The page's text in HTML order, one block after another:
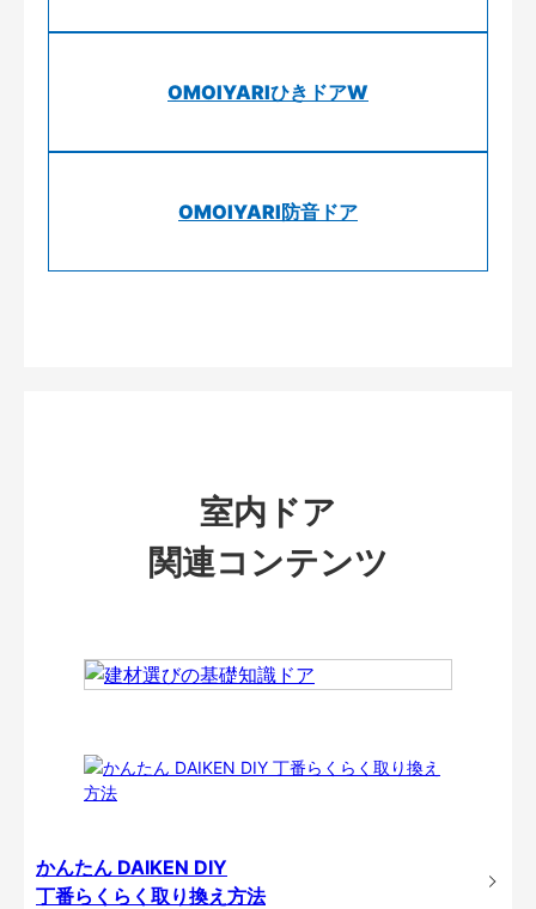
OMOIYARIひきドアW
OMOIYARI防音ドア
室内ドア
関連コンテンツ
かんたん DAIKEN DIY
丁番らくらく取り換え方法